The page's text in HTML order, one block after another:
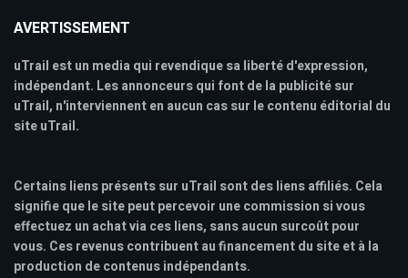
AVERTISSEMENT
uTrail est un media qui revendique sa liberté d'expression,
indépendant. Les annonceurs qui font de la publicité sur
uTrail, n'interviennent en aucun cas sur le contenu éditorial du
site uTrail.
Certains liens présents sur uTrail sont des liens affiliés. Cela
signifie que le site peut percevoir une commission si vous
effectuez un achat via ces liens, sans aucun surcoût pour
vous. Ces revenus contribuent au financement du site et à la
production de contenus indépendants.